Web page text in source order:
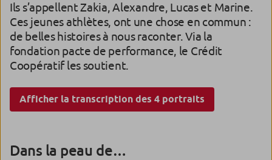
Ils s’appellent Zakia, Alexandre, Lucas et Marine.
Ces jeunes athlètes, ont une chose en commun :
de belles histoires à nous raconter. Via la
fondation pacte de performance, le Crédit
Coopératif les soutient.
Afficher la transcription des 4 portraits
Dans la peau de…